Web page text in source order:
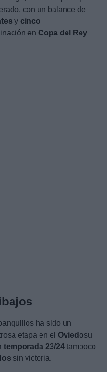
con un balance de
y cinco
en Copa del Rey
ha sido un
etapa en el Oviedosu
temporada 23/24 tampoco
sin victoria.